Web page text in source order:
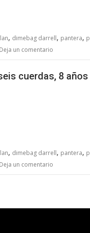
, dimebag darrell, pantera,
Deja un comentario
cuerdas, 8 años
, dimebag darrell, pantera,
Deja un comentario